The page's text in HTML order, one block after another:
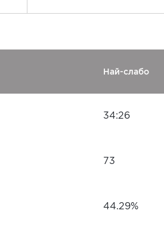
Най-слабо
34:26
73
44.29%